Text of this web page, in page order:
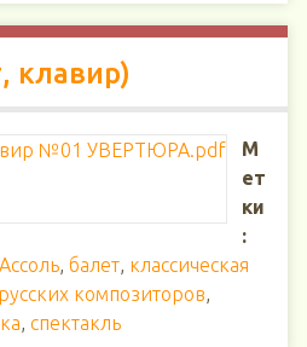
клавир)
М
ет
ки
:
Ассоль, балет, классическая
композиторов,
, спектакль